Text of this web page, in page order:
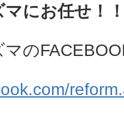
マにお任せ！
の